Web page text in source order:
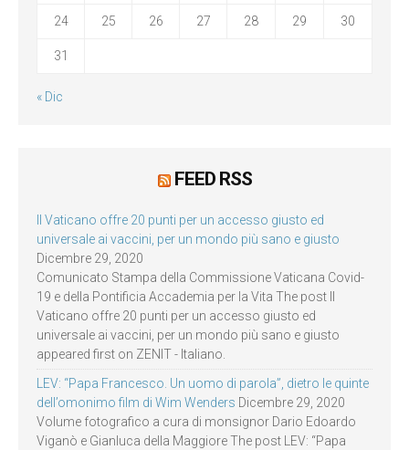
24 25 26 27 28 29 30
31
« Dic
FEED RSS
Il Vaticano offre 20 punti per un accesso giusto ed
universale ai vaccini, per un mondo più sano e giusto
Dicembre 29, 2020
Comunicato Stampa della Commissione Vaticana Covid-
19 e della Pontificia Accademia per la Vita The post Il
Vaticano offre 20 punti per un accesso giusto ed
universale ai vaccini, per un mondo più sano e giusto
appeared first on ZENIT - Italiano.
LEV: “Papa Francesco. Un uomo di parola”, dietro le quinte
dell’omonimo film di Wim Wenders Dicembre 29, 2020
Volume fotografico a cura di monsignor Dario Edoardo
Viganò e Gianluca della Maggiore The post LEV: “Papa